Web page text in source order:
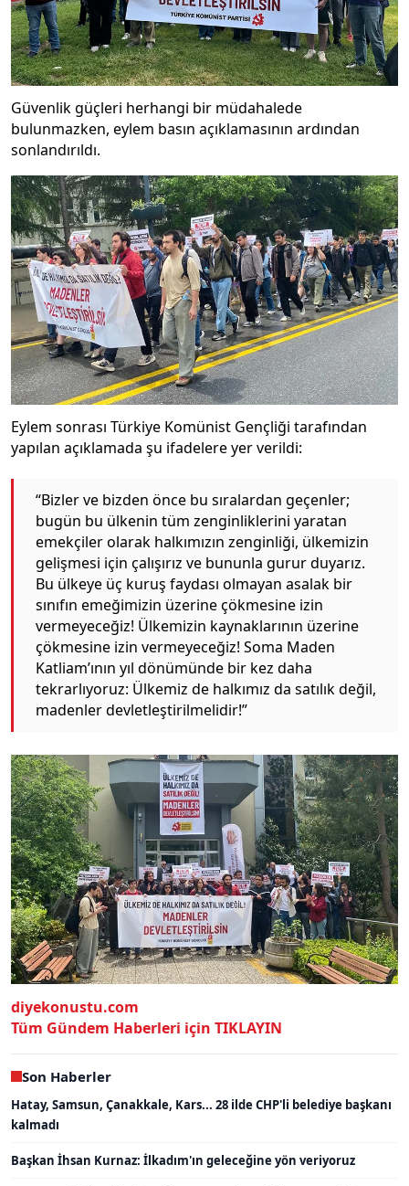
Güvenlik güçleri herhangi bir müdahalede
bulunmazken, eylem basın açıklamasının ardından
sonlandırıldı.
Eylem sonrası Türkiye Komünist Gençliği tarafından
yapılan açıklamada şu ifadelere yer verildi:
“Bizler ve bizden önce bu sıralardan geçenler;
bugün bu ülkenin tüm zenginliklerini yaratan
emekçiler olarak halkımızın zenginliği, ülkemizin
gelişmesi için çalışırız ve bununla gurur duyarız.
Bu ülkeye üç kuruş faydası olmayan asalak bir
sınıfın emeğimizin üzerine çökmesine izin
vermeyeceğiz! Ülkemizin kaynaklarının üzerine
çökmesine izin vermeyeceğiz! Soma Maden
Katliam’ının yıl dönümünde bir kez daha
tekrarlıyoruz: Ülkemiz de halkımız da satılık değil,
madenler devletleştirilmelidir!”
diyekonustu.com
Tüm Gündem Haberleri için TIKLAYIN
Son Haberler
Hatay, Samsun, Çanakkale, Kars... 28 ilde CHP'li belediye başkanı
kalmadı
Başkan İhsan Kurnaz: İlkadım'ın geleceğine yön veriyoruz